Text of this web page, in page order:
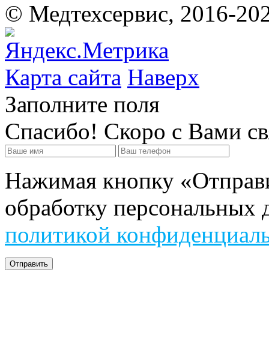
© Медтехсервис, 2016-
Карта сайта Наверх
Заполните поля
Спасибо! Скоро с Вами
Нажимая кнопку
обработку персональных
политикой
Отправить